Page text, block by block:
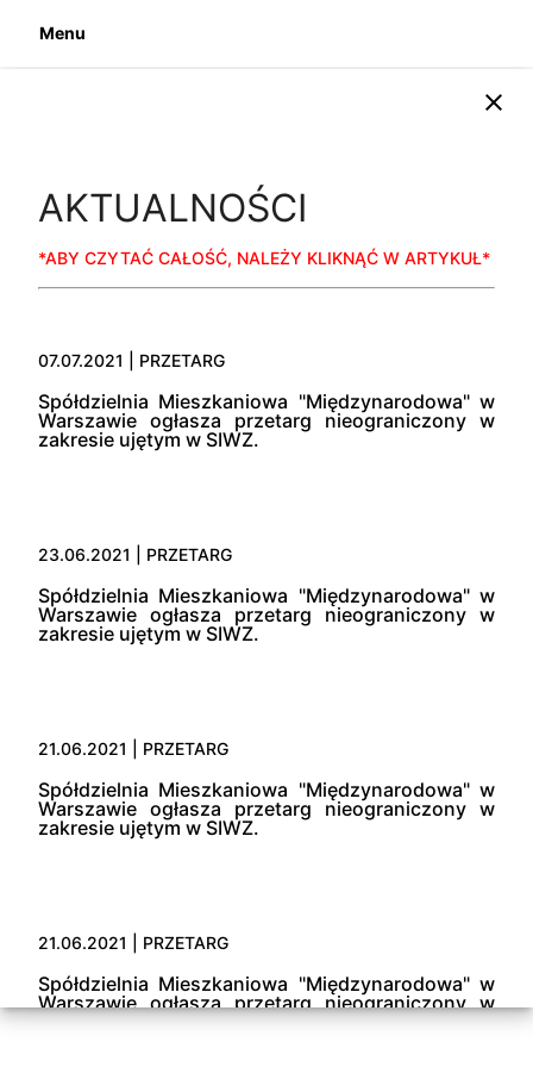
Menu
close
AKTUALNOŚCI
*ABY CZYTAĆ CAŁOŚĆ, NALEŻY KLIKNĄĆ W ARTYKUŁ*
07.07.2021 | PRZETARG
Spółdzielnia Mieszkaniowa "Międzynarodowa" w
Warszawie ogłasza przetarg nieograniczony w
zakresie ujętym w SIWZ.
23.06.2021 | PRZETARG
Spółdzielnia Mieszkaniowa "Międzynarodowa" w
Warszawie ogłasza przetarg nieograniczony w
zakresie ujętym w SIWZ.
21.06.2021 | PRZETARG
Spółdzielnia Mieszkaniowa "Międzynarodowa" w
Warszawie ogłasza przetarg nieograniczony w
zakresie ujętym w SIWZ.
21.06.2021 | PRZETARG
Spółdzielnia Mieszkaniowa "Międzynarodowa" w
Warszawie ogłasza przetarg nieograniczony w
zakresie ujętym w SIWZ.